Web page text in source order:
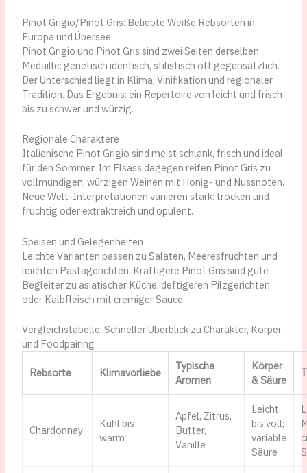
Pinot Grigio/Pinot Gris: Beliebte Weiße Rebsorten in
Europa und Übersee
Pinot Grigio und Pinot Gris sind zwei Seiten derselben
Medaille: genetisch identisch, stilistisch oft gegensätzlich.
Der Unterschied liegt in Klima, Vinifikation und regionaler
Tradition. Das Ergebnis: ein Repertoire von leicht und frisch
bis zu schwer und würzig.
Regionale Charaktere
Italienische Pinot Grigio sind meist schlank, frisch und ideal
für den Sommer. Im Elsass dagegen reifen Pinot Gris zu
vollmundigen, würzigen Weinen mit Honig- und Nussnoten.
Neue Welt-Interpretationen variieren stark: trocken und
fruchtig oder extraktreich und opulent.
Speisen und Gelegenheiten
Leichte Varianten passen zu Salaten, Meeresfrüchten und
leichten Pastagerichten. Kräftigere Pinot Gris sind gute
Begleiter zu asiatischer Küche, deftigeren Pilzgerichten
oder Kalbfleisch mit cremiger Sauce.
Vergleichstabelle: Schneller Überblick zu Charakter, Körper
und Foodpairing
Rebsorte Klimavorliebe
Typische
Aromen
Körper
& Säure
Chardonnay
Kühl bis
warm
Apfel, Zitrus,
Butter,
Vanille
Leicht
bis voll;
variable
Säure